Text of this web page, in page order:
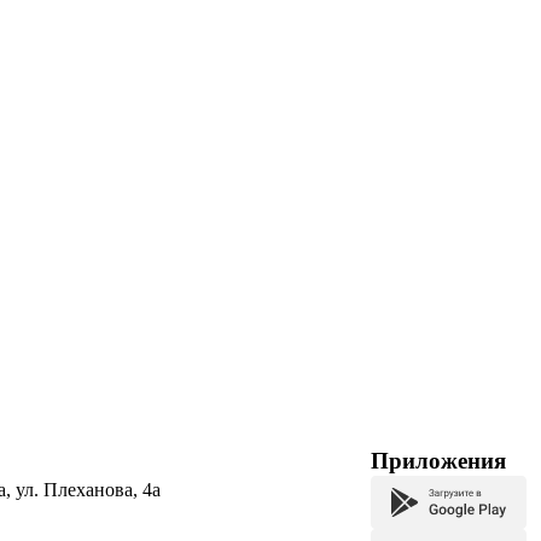
ул. Плеханова, 4а
Приложения